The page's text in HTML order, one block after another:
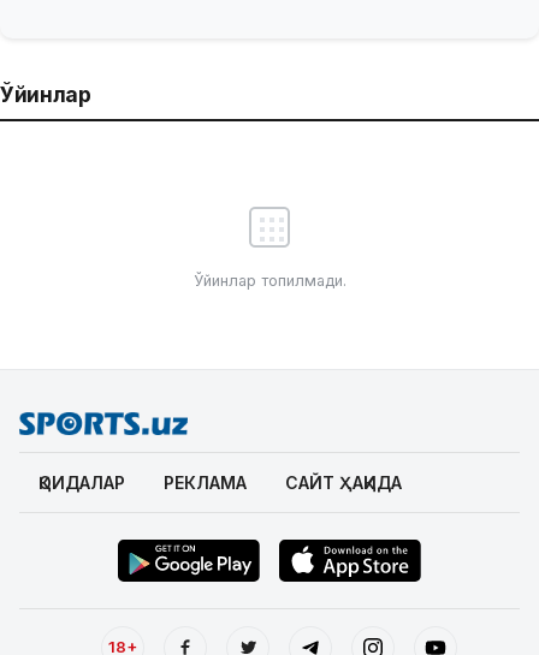
Ўйинлар
Ўйинлар топилмади.
ҚОИДАЛАР РЕКЛАМА САЙТ ҲАҚИДА
18+